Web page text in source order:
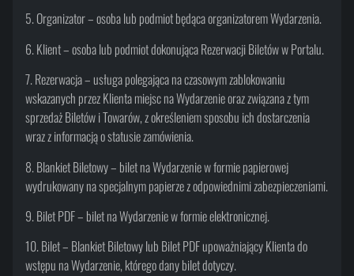
5. Organizator – osoba lub podmiot będąca organizatorem Wydarzenia.
6. Klient – osoba lub podmiot dokonująca Rezerwacji Biletów w Portalu.
7. Rezerwacja – usługa polegająca na czasowym zablokowaniu
wskazanych przez Klienta miejsc na Wydarzenie oraz związana z tym
sprzedaż Biletów i Towarów, z określeniem sposobu ich dostarczenia
wraz z informacją o statusie zamówienia.
8. Blankiet Biletowy – bilet na Wydarzenie w formie papierowej
wydrukowany na specjalnym papierze z odpowiednimi zabezpieczeniami.
9. Bilet PDF – bilet na Wydarzenie w formie elektronicznej.
10. Bilet – Blankiet Biletowy lub Bilet PDF upoważniający Klienta do
wstępu na Wydarzenie, którego dany bilet dotyczy.